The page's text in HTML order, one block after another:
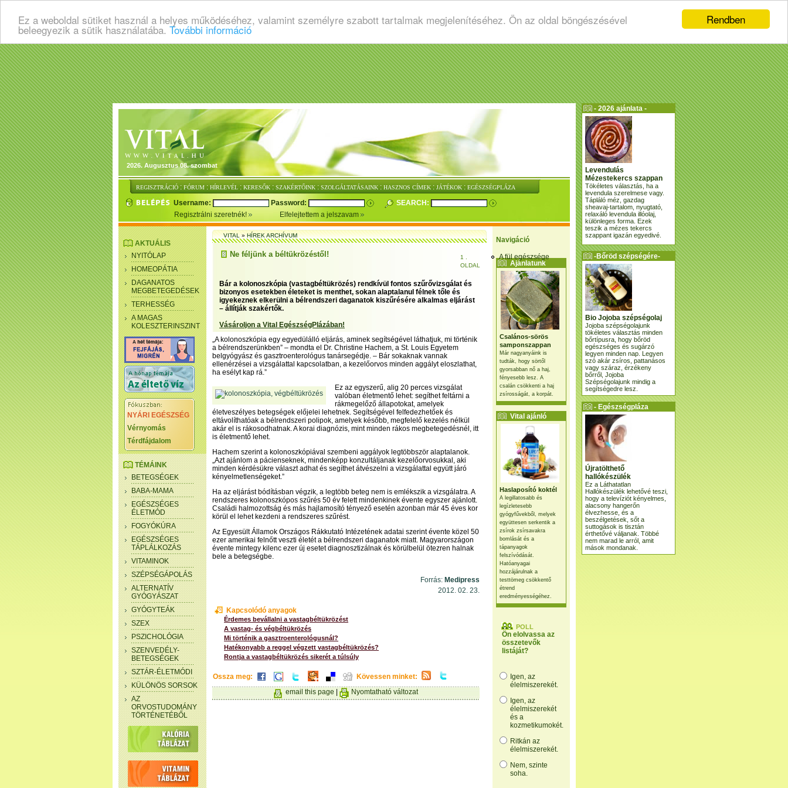
Rendben
Ez a weboldal sütiket használ a helyes működéséhez, valamint személyre szabott tartalmak megjelenítéséhez. Ön az oldal böngészésével
beleegyezik a sütik használatába. További információ
2026. Augusztus 08. szombat
REGISZTRÁCIÓ : FÓRUM : HÍRLEVÉL : KERESŐK : SZAKÉRTŐINK : SZOLGÁLTATÁSAINK : HASZNOS CÍMEK : JÁTÉKOK : EGÉSZSÉGPLÁZA
Username: Password:
SEARCH:
Regisztrálni szeretnék!
Elfelejtettem a jelszavam
Navigáció
A fül egészsége
Ajánlatunk
Csalános-sörös
samponszappan
Már nagyanyáink is
tudták, hogy sörtől
gyorsabban nő a haj,
fényesebb lesz. A
csalán csökkenti a haj
zsírosságát, a korpát.
Vital ajánló
Haslaposító koktél
A legillatosabb és
legízletesebb
gyógyfűvekből, melyek
együttesen serkentik a
zsírok zsírsavakra
bomlását és a
tápanyagok
felszívódását.
Hatóanyagai
hozzájárulnak a
testtömeg csökkentő
étrend
eredményességéhez.
POLL
Ön elolvassa az
összetevők
listáját?
Igen, az
élelmiszerekét.
Igen, az
élelmiszerekét
és a
kozmetikumokét.
Ritkán az
élelmiszerekét.
Nem, szinte
soha.
AKTUÁLIS
NYITÓLAP
HOMEOPÁTIA
DAGANATOS
MEGBETEGEDÉSEK
TERHESSÉG
A MAGAS
KOLESZTERINSZINT
NYÁRI EGÉSZSÉG
Vérnyomás
Térdfájdalom
TÉMÁINK
BETEGSÉGEK
BABA-MAMA
EGÉSZSÉGES
ÉLETMÓD
FOGYÓKÚRA
EGÉSZSÉGES
TÁPLÁLKOZÁS
VITAMINOK
SZÉPSÉGÁPOLÁS
ALTERNATÍV
GYÓGYÁSZAT
GYÓGYTEÁK
SZEX
PSZICHOLÓGIA
SZENVEDÉLY-
BETEGSÉGEK
SZTÁR-ÉLETMÓDI
KÜLÖNÖS SORSOK
AZ
ORVOSTUDOMÁNY
TÖRTÉNETÉBŐL
VITAL»HÍREK ARCHÍVUM
Ne féljünk a béltükrözéstől!
1 .
OLDAL
Bár a kolonoszkópia (vastagbéltükrözés) rendkívül fontos szűrővizsgálat és
bizonyos esetekben életeket is menthet, sokan alaptalanul félnek tőle és
igyekeznek elkerülni a bélrendszeri daganatok kiszűrésére alkalmas eljárást
– állítják szakértők.
Vásároljon a Vital EgészségPlázában!
„A kolonoszkópia egy egyedülálló eljárás, aminek segítségével láthatjuk, mi történik
a bélrendszerünkben” – mondta el Dr. Christine Hachem, a St. Louis Egyetem
belgyógyász és gasztroenterológus tanársegédje. – Bár sokaknak vannak
ellenérzései a vizsgálattal kapcsolatban, a kezelőorvos minden aggályt eloszlathat,
ha esélyt kap rá.”
Ez az egyszerű, alig 20 perces vizsgálat
valóban életmentő lehet: segíthet feltárni a
rákmegelőző állapotokat, amelyek
életveszélyes betegségek előjelei lehetnek. Segítségével felfedezhetőek és
eltávolíthatóak a bélrendszeri polipok, amelyek később, megfelelő kezelés nélkül
akár el is rákosodhatnak. A korai diagnózis, mint minden rákos megbetegedésnél, itt
is életmentő lehet.
Hachem szerint a kolonoszkópiával szembeni aggályok legtöbbször alaptalanok.
„Azt ajánlom a pácienseknek, mindenképp konzultáljanak kezelőorvosukkal, aki
minden kérdésükre választ adhat és segíthet átvészelni a vizsgálattal együtt járó
kényelmetlenségeket.”
Ha az eljárást bódításban végzik, a legtöbb beteg nem is emlékszik a vizsgálatra. A
rendszeres kolonoszkópos szűrés 50 év felett mindenkinek évente egyszer ajánlott.
Családi halmozottság és más hajlamosító tényező esetén azonban már 45 éves kor
körül el lehet kezdeni a rendszeres szűrést.
Az Egyesült Államok Országos Rákkutató Intézetének adatai szerint évente közel 50
ezer amerikai felnőtt veszti életét a bélrendszeri daganatok miatt. Magyarországon
évente mintegy kilenc ezer új esetet diagnosztizálnak és körülbelül ötezren halnak
bele a betegségbe.
Forrás: Medipress
2012. 02. 23.
Kapcsolódó anyagok
Érdemes bevállalni a vastagbéltükrözést
A vastag- és végbéltükrözés
Mi történik a gasztroenterológusnál?
Hatékonyabb a reggel végzett vastagbéltükrözés?
Rontja a vastagbéltükrözés sikerét a túlsúly
Ossza meg:
Kövessen minket:
email this page
Nyomtatható változat
- 2026 ajánlata -
Levendulás
Mézestekercs szappan
Tökéletes választás, ha a
levendula szerelmese vagy.
Tápláló méz, gazdag
sheavaj-tartalom, nyugtató,
relaxáló levendula illóolaj,
különleges forma. Ezek
teszik a mézes tekercs
szappant igazán egyedivé.
-Bőröd szépségére-
Bio Jojoba szépségolaj
Jojoba szépségolajunk
tökéletes választás minden
bőrtípusra, hogy bőröd
egészséges és sugárzó
legyen minden nap. Legyen
szó akár zsíros, pattanásos
vagy száraz, érzékeny
bőrről, Jojoba
Szépségolajunk mindig a
segítségedre lesz.
- Egészségpláza
ajánlatunk -
Újratölthető
hallókészülék
Ez a Láthatatlan
Hallókészülék lehetővé teszi,
hogy a televíziót kényelmes,
alacsony hangerőn
élvezhesse, és a
beszélgetések, sőt a
suttogások is tisztán
érthetővé váljanak. Többé
nem marad le arról, amit
mások mondanak.